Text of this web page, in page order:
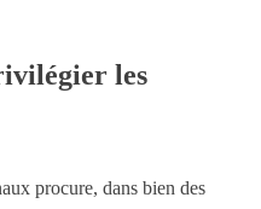
les
procure, dans bien des